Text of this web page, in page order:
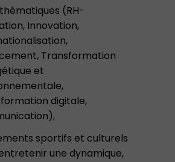
(RH-
Innovation,
Transformation
et
digitale,
sportifs et culturels
une dynamique,